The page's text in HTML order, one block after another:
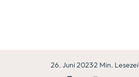
26. Juni 20232 Min.